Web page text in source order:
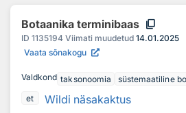
Botaanika terminibaas content_copy
ID 1135194 Viimati muudetud 14.01.2025
Vaata sõnakogu
Valdkond taksonoomia
süstemaatiline
et
Wildi näsakaktus